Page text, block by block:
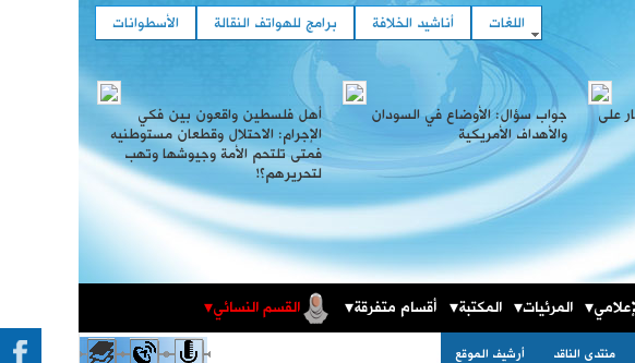
الأسطوانات برامج للهواتف النقالة أناشيد الخلافة اللغات
على
جواب سؤال: الأوضاع في السودان
والأهداف الأمريكية
أهل فلسطين واقعون بين فكي
الإجرام: الاحتلال وقطعان مستوطنيه
فمتى تلتحم الأمة وجيوشها وتهب
لتحريرهم؟!
المرئيات المكتبة أقسام متفرقة القسم النسائي
منتدى الناقد أرشيف الموقع
المكتبة الثقافية
فعاليات حزب التحرير العالمية في الذكرى المئوية لهدم